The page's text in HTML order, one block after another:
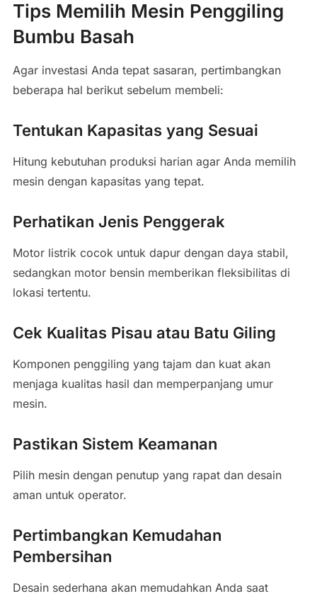
Tips Memilih Mesin Penggiling
Bumbu Basah
Agar investasi Anda tepat sasaran, pertimbangkan
beberapa hal berikut sebelum membeli:
Tentukan Kapasitas yang Sesuai
Hitung kebutuhan produksi harian agar Anda memilih
mesin dengan kapasitas yang tepat.
Perhatikan Jenis Penggerak
Motor listrik cocok untuk dapur dengan daya stabil,
sedangkan motor bensin memberikan fleksibilitas di
lokasi tertentu.
Cek Kualitas Pisau atau Batu Giling
Komponen penggiling yang tajam dan kuat akan
menjaga kualitas hasil dan memperpanjang umur
mesin.
Pastikan Sistem Keamanan
Pilih mesin dengan penutup yang rapat dan desain
aman untuk operator.
Pertimbangkan Kemudahan
Pembersihan
Desain sederhana akan memudahkan Anda saat